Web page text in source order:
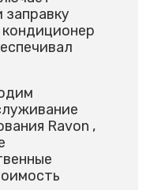
заправку
Ravon ,